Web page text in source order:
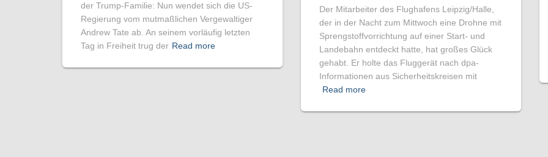
der Trump-Familie: Nun wendet sich die US-
Regierung vom mutmaßlichen Vergewaltiger
Andrew Tate ab. An seinem vorläufig letzten
Tag in Freiheit trug der Read more
Der Mitarbeiter des Flughafens Leipzig/Halle,
der in der Nacht zum Mittwoch eine Drohne mit
Sprengstoffvorrichtung auf einer Start- und
Landebahn entdeckt hatte, hat großes Glück
gehabt. Er holte das Fluggerät nach dpa-
Informationen aus Sicherheitskreisen mit
Read more